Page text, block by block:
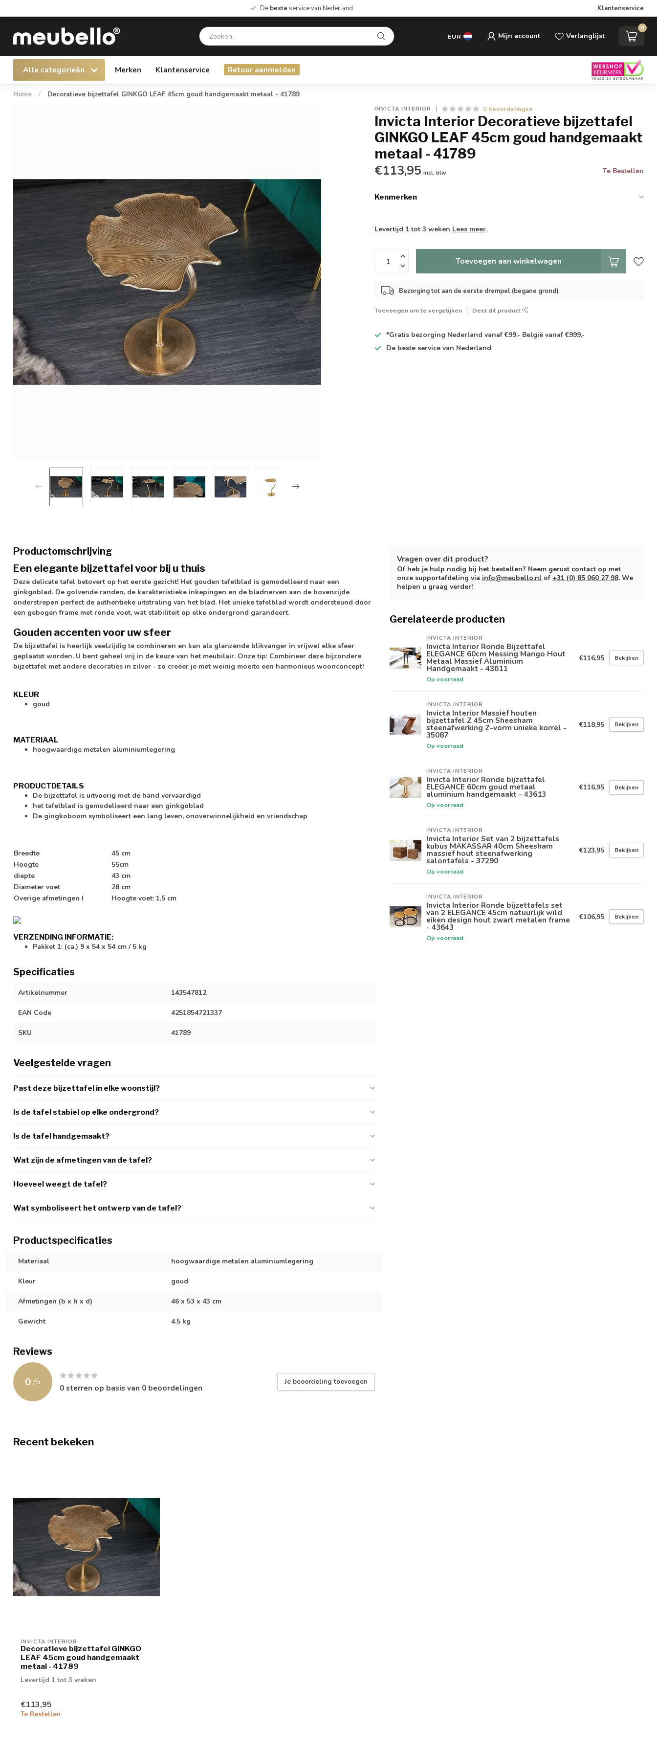
De beste service van Nederland Klantenservice
EUR Mijn account Verlanglijst
0
Alle categorieën Merken Klantenservice Retour aanmelden
Home / Decoratieve bijzettafel GINKGO LEAF 45cm goud handgemaakt metaal - 41789
INVICTA INTERIOR 0 beoordelingen
Invicta Interior Decoratieve bijzettafel
GINKGO LEAF 45cm goud handgemaakt
metaal - 41789
€113,95 Incl. btw Te Bestellen
Kenmerken
Levertijd 1 tot 3 weken Lees meer.
Toevoegen aan winkelwagen
Bezorging tot aan de eerste drempel (begane grond)
Toevoegen om te vergelijken Deel dit product
*Gratis bezorging Nederland vanaf €99.- België vanaf €999,-
De beste service van Nederland
Productomschrijving
Een elegante bijzettafel voor bij u thuis
Deze delicate tafel betovert op het eerste gezicht! Het gouden tafelblad is gemodelleerd naar een
ginkgoblad. De golvende randen, de karakteristieke inkepingen en de bladnerven aan de bovenzijde
onderstrepen perfect de authentieke uitstraling van het blad. Het unieke tafelblad wordt ondersteund door
een gebogen frame met ronde voet, wat stabiliteit op elke ondergrond garandeert.
Gouden accenten voor uw sfeer
De bijzettafel is heerlijk veelzijdig te combineren en kan als glanzende blikvanger in vrijwel elke sfeer
geplaatst worden. U bent geheel vrij in de keuze van het meubilair. Onze tip: Combineer deze bijzondere
bijzettafel met andere decoraties in zilver - zo creëer je met weinig moeite een harmonieus woonconcept!
KLEUR
goud
MATERIAAL
hoogwaardige metalen aluminiumlegering
PRODUCTDETAILS
De bijzettafel is uitvoerig met de hand vervaardigd
het tafelblad is gemodelleerd naar een ginkgoblad
De gingkoboom symboliseert een lang leven, onoverwinnelijkheid en vriendschap
Breedte
45 cm
Hoogte
55cm
diepte
43 cm
Diameter voet
28 cm
Overige afmetingen I
Hoogte voet: 1,5 cm
VERZENDING INFORMATIE:
Pakket 1: (ca.) 9 x 54 x 54 cm / 5 kg
Specificaties
Artikelnummer 143547812
EAN Code 4251854721337
SKU 41789
Veelgestelde vragen
Past deze bijzettafel in elke woonstijl?
Is de tafel stabiel op elke ondergrond?
Is de tafel handgemaakt?
Wat zijn de afmetingen van de tafel?
Hoeveel weegt de tafel?
Wat symboliseert het ontwerp van de tafel?
Productspecificaties
Materiaal hoogwaardige metalen aluminiumlegering
Kleur goud
Afmetingen (b x h x d) 46 x 53 x 43 cm
Gewicht 4.5 kg
Reviews
0 /5
0sterren op basis van 0 beoordelingen
Je beoordeling toevoegen
Vragen over dit product?
Of heb je hulp nodig bij het bestellen? Neem gerust contact op met
onze supportafdeling via info@meubello.nl of +31 (0) 85 060 27 98. We
helpen u graag verder!
Gerelateerde producten
INVICTA INTERIOR
Invicta Interior Ronde Bijzettafel
ELEGANCE 60cm Messing Mango Hout
Metaal Massief Aluminium
Handgemaakt - 43611
Op voorraad
€116,95 Bekijken
INVICTA INTERIOR
Invicta Interior Massief houten
bijzettafel Z 45cm Sheesham
steenafwerking Z-vorm unieke korrel -
35087
Op voorraad
€118,95 Bekijken
INVICTA INTERIOR
Invicta Interior Ronde bijzettafel
ELEGANCE 60cm goud metaal
aluminium handgemaakt - 43613
Op voorraad
€116,95 Bekijken
INVICTA INTERIOR
Invicta Interior Set van 2 bijzettafels
kubus MAKASSAR 40cm Sheesham
massief hout steenafwerking
salontafels - 37290
Op voorraad
€123,95 Bekijken
INVICTA INTERIOR
Invicta Interior Ronde bijzettafels set
van 2 ELEGANCE 45cm natuurlijk wild
eiken design hout zwart metalen frame
- 43643
Op voorraad
€106,95 Bekijken
Recent bekeken
INVICTA INTERIOR
Decoratieve bijzettafel GINKGO
LEAF 45cm goud handgemaakt
metaal - 41789
Levertijd 1 tot 3 weken
€113,95
Te Bestellen